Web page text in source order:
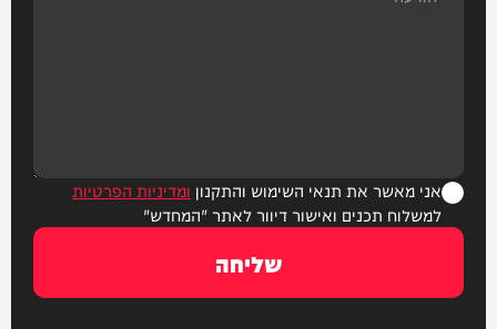
אני מאשר את תנאי השימוש והתקנון ומדיניות הפרטיות
למשלוח תכנים ואישור דיוור לאתר "המחדש"
שליחה